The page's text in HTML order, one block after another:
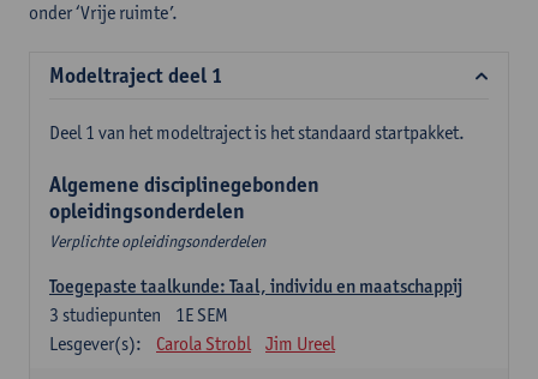
onder ‘Vrije ruimte’.
Modeltraject deel 1
Deel 1 van het modeltraject is het standaard startpakket.
Algemene disciplinegebonden
opleidingsonderdelen
Verplichte opleidingsonderdelen
Toegepaste taalkunde: Taal, individu en maatschappij
1E SEM
3 studiepunten
Lesgever(s):
Carola Strobl Jim Ureel